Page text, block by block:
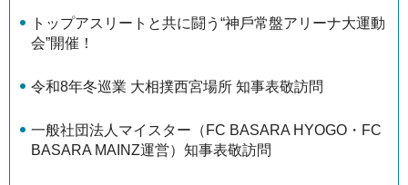
トップアスリートと共に闘う“神⼾常盤アリーナ⼤運動
会”開催！
令和8年冬巡業 大相撲西宮場所 知事表敬訪問
一般社団法人マイスター（FC BASARA HYOGO・FC
BASARA MAINZ運営）知事表敬訪問